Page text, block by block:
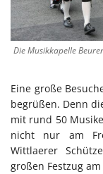
Die Musikkapelle
Eine große
begrüßen. Denn
mit rund 50
nicht nur am
Wittlaerer
großen Festzug am